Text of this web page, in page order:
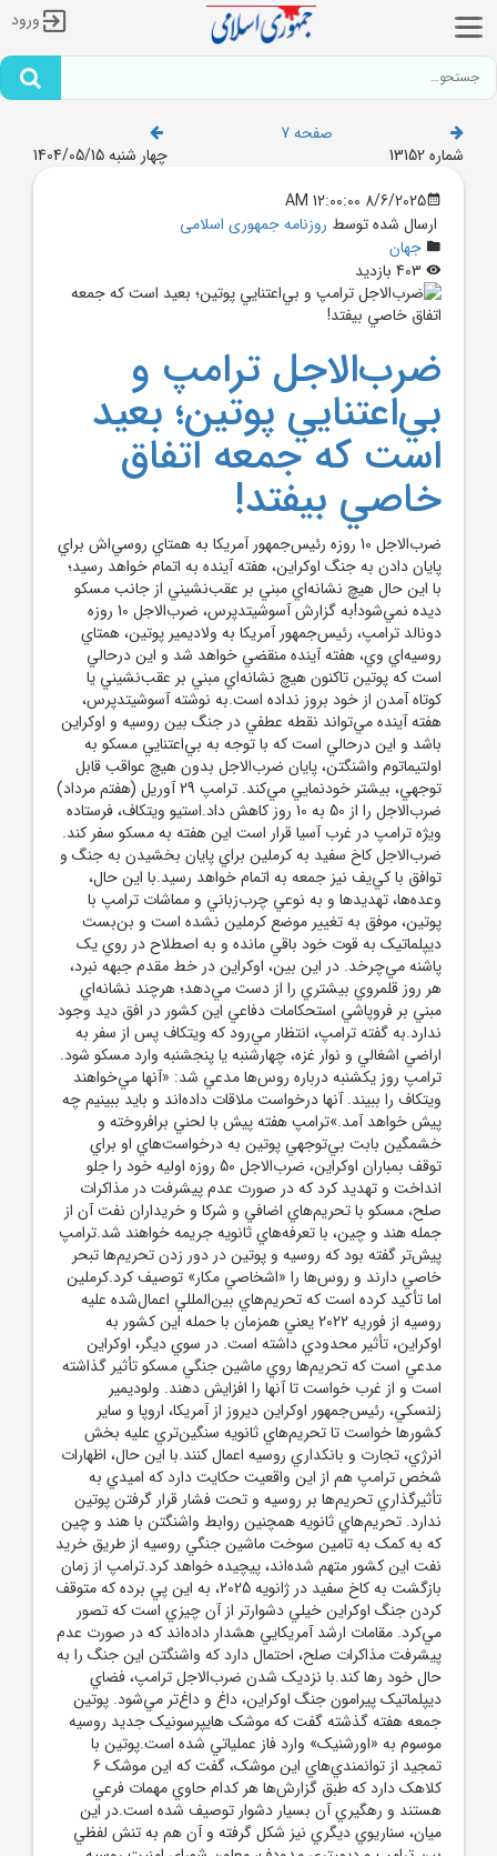
ورود
صفحه 7
شماره 13152
چهار شنبه 1404/05/15
8/6/2025 12:00:00 AM
ارسال شده توسط روزنامه جمهوری اسلامی
جهان
ضرب‌الاجل ترامپ و
بي‌اعتنايي پوتين؛ بعيد
است که جمعه اتفاق
خاصي بيفتد!
ضرب‌الاجل 10 روزه رئيس‌جمهور آمريکا به همتاي روسي‌اش براي
پايان دادن به جنگ اوکراين، هفته آينده به اتمام خواهد رسيد؛
با اين حال هيچ نشانه‌اي مبني بر عقب‌نشيني از جانب مسکو
ديده نمي‌شود!به گزارش آسوشيتدپرس، ضرب‌الاجل 10 روزه
دونالد ترامپ، رئيس‌جمهور آمريکا به ولاديمير پوتين، همتاي
روسيه‌اي وي، هفته آينده منقضي خواهد شد و اين درحالي
است که پوتين تاکنون هيچ نشانه‌اي مبني بر عقب‌نشيني يا
کوتاه آمدن از خود بروز نداده است.به نوشته آسوشيتدپرس،
هفته آينده مي‌تواند نقطه عطفي در جنگ بين روسيه و اوکراين
باشد و اين درحالي است که با توجه به بي‌اعتنايي مسکو به
اولتيماتوم واشنگتن، پايان ضرب‌الاجل بدون هيچ عواقب قابل
توجهي، بيشتر خودنمايي مي‌کند. ترامپ 29 آوريل (هفتم مرداد)
ضرب‌الاجل را از 50 به 10 روز کاهش داد.استيو ويتکاف، فرستاده
ويژه ترامپ در غرب آسيا قرار است اين هفته به مسکو سفر کند.
ضرب‌الاجل کاخ سفيد به کرملين براي پايان بخشيدن به جنگ و
توافق با کي‌يف نيز جمعه به اتمام خواهد رسيد.با اين حال،
وعده‌ها، تهديدها و به نوعي چرب‌زباني و مماشات ترامپ با
پوتين، موفق به تغيير موضع کرملين نشده است و بن‌بست
ديپلماتيک به قوت خود باقي مانده و به اصطلاح در روي يک
پاشنه مي‌چرخد. در اين بين، اوکراين در خط مقدم جبهه نبرد،
هر روز قلمروي بيشتري را از دست مي‌دهد؛ هرچند نشانه‌اي
مبني بر فروپاشي استحکامات دفاعي اين کشور در افق ديد وجود
ندارد.به گفته ترامپ، انتظار مي‌رود که ويتکاف پس از سفر به
اراضي اشغالي و نوار غزه، چهارشنبه يا پنجشنبه وارد مسکو شود.
ترامپ روز يکشنبه درباره روس‌ها مدعي شد: «آنها مي‌خواهند
ويتکاف را ببيند. آنها درخواست ملاقات داده‌اند و بايد ببينيم چه
پيش خواهد آمد.»ترامپ هفته پيش با لحني برافروخته و
خشمگين بابت بي‌توجهي پوتين به درخواست‌هاي او براي
توقف بمباران اوکراين، ضرب‌الاجل 50 روزه اوليه خود را جلو
انداخت و تهديد کرد که در صورت عدم پيشرفت در مذاکرات
صلح، مسکو با تحريم‌هاي اضافي و شرکا و خريداران نفت آن از
جمله هند و چين، با تعرفه‌هاي ثانويه جريمه خواهند شد.ترامپ
پيش‌تر گفته بود که روسيه و پوتين در دور زدن تحريم‌ها تبحر
خاصي دارند و روس‌ها را «اشخاصي مکار» توصيف کرد.کرملين
اما تأکيد کرده است که تحريم‌هاي بين‌المللي اعمال‌شده عليه
روسيه از فوريه 2022 يعني همزمان با حمله اين کشور به
اوکراين، تأثير محدودي داشته است. در سوي ديگر، اوکراين
مدعي است که تحريم‌ها روي ماشين جنگي مسکو تأثير گذاشته
است و از غرب خواست تا آنها را افزايش دهند. ولوديمير
زلنسکي، رئيس‌جمهور اوکراين ديروز از آمريکا، اروپا و ساير
کشورها خواست تا تحريم‌هاي ثانويه سنگين‌تري عليه بخش
انرژي، تجارت و بانکداري روسيه اعمال کنند.با اين حال، اظهارات
شخص ترامپ هم از اين واقعيت حکايت دارد که اميدي به
تأثيرگذاري تحريم‌ها بر روسيه و تحت فشار قرار گرفتن پوتين
ندارد. تحريم‌هاي ثانويه همچنين روابط واشنگتن با هند و چين
که به کمک به تامين سوخت ماشين جنگي روسيه از طريق خريد
نفت اين کشور متهم شده‌اند، پيچيده خواهد کرد.ترامپ از زمان
بازگشت به کاخ سفيد در ژانويه 2025، به اين پي برده که متوقف
کردن جنگ اوکراين خيلي دشوارتر از آن چيزي است که تصور
مي‌کرد. مقامات ارشد آمريکايي هشدار داده‌اند که در صورت عدم
پيشرفت مذاکرات صلح، احتمال دارد که واشنگتن اين جنگ را به
حال خود رها کند.با نزديک شدن ضرب‌الاجل ترامپ، فضاي
ديپلماتيک پيرامون جنگ اوکراين، داغ و داغ‌تر مي‌شود. پوتين
جمعه هفته گذشته گفت که موشک هايپرسونيک جديد روسيه
موسوم به «اورشنيک» وارد فاز عملياتي شده است.پوتين با
تمجيد از توانمندي‌هاي اين موشک، گفت که اين موشک 6
کلاهک دارد که طبق گزارش‌ها هر کدام حاوي مهمات فرعي
هستند و رهگيري آن بسيار دشوار توصيف شده است.در اين
ميان، سناريوي ديگري نيز شکل گرفته و آن هم به تنش لفظي